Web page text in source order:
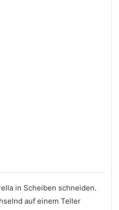
in Scheiben schneiden.
auf einem Teller